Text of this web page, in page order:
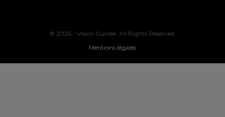
© 2026 - Vision Guinee. All Rights Reserved.
Mentions légales